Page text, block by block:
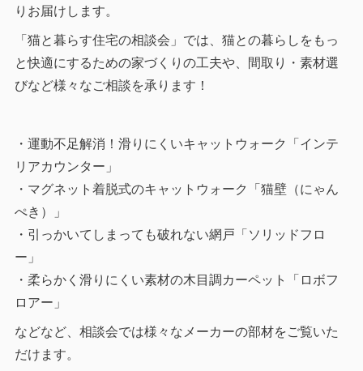
りお届けします。
「猫と暮らす住宅の相談会」では、猫との暮らしをもっ
と快適にするための家づくりの工夫や、間取り・素材選
びなど様々なご相談を承ります！
・運動不足解消！滑りにくいキャットウォーク「インテ
リアカウンター」
・マグネット着脱式のキャットウォーク「猫壁（にゃん
ぺき）」
・引っかいてしまっても破れない網戸「ソリッドフロ
ー」
・柔らかく滑りにくい素材の木目調カーペット「ロボフ
ロアー」
などなど、相談会では様々なメーカーの部材をご覧いた
だけます。